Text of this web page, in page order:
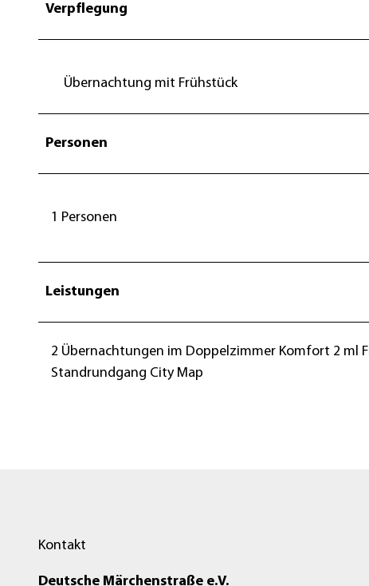
Verpflegung
Übernachtung mit Frühstück
Personen
1 Personen
Leistungen
2 Übernachtungen im Doppelzimmer Komfort 2 ml
Standrundgang City Map
Kontakt
Deutsche Märchenstraße e.V.